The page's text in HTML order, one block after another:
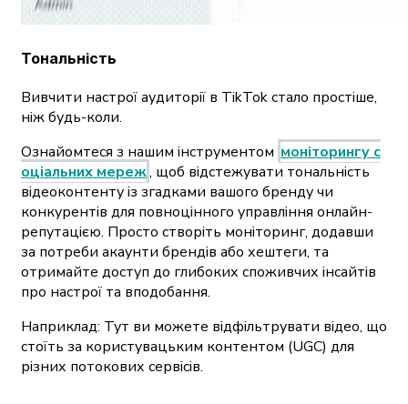
Тональність
Вивчити настрої аудиторії в TikTok стало простіше,
ніж будь-коли.
Ознайомтеся з нашим інструментом моніторингу с
оціальних мереж, щоб відстежувати тональність
відеоконтенту із згадками вашого бренду чи
конкурентів для повноцінного управління онлайн-
репутацією. Просто створіть моніторинг, додавши
за потреби акаунти брендів або хештеги, та
отримайте доступ до глибоких споживчих інсайтів
про настрої та вподобання.
Наприклад: Тут ви можете відфільтрувати відео, що
стоїть за користувацьким контентом (UGC) для
різних потокових сервісів.